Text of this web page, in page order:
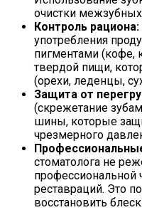
очистки
Контроль рациона:
употребления
пигментами (кофе,
твердой пищи,
(орехи, леденцы,
Защита от
(скрежетание
шины, которые
чрезмерного
стоматолога не
профессиональной
реставраций. Это
восстановить блеск.